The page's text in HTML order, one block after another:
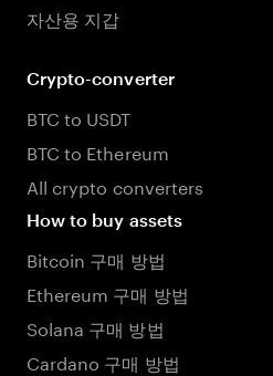
자산용 지갑
Crypto-converter
BTC to USDT
BTC to Ethereum
All crypto converters
How to buy assets
Bitcoin 구매 방법
Ethereum 구매 방법
Solana 구매 방법
Cardano 구매 방법